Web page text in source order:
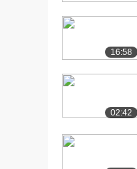
[18] 2.4极限存在
个重要极限（...
个重要极限（...
个重要极限（...
16:58
02:42